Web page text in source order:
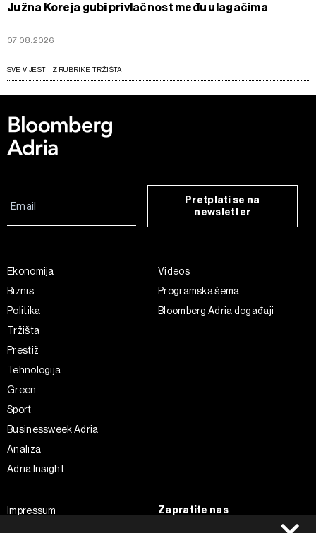
Južna Koreja gubi privlačnost među ulagačima
07.08.2026
SVE VIJESTI IZ RUBRIKE TRŽIŠTA
Pretplati se na
newsletter
Ekonomija
Biznis
Politika
Tržišta
Prestiž
Tehnologija
Green
Sport
Businessweek Adria
Analiza
Adria Insight
Videos
Programska šema
Bloomberg Adria događaji
Impressum
Zapratite nas